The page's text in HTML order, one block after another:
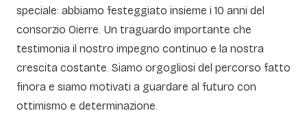
speciale: abbiamo festeggiato insieme i 10 anni del
consorzio Oierre. Un traguardo importante che
testimonia il nostro impegno continuo e la nostra
crescita costante. Siamo orgogliosi del percorso fatto
finora e siamo motivati a guardare al futuro con
ottimismo e determinazione.